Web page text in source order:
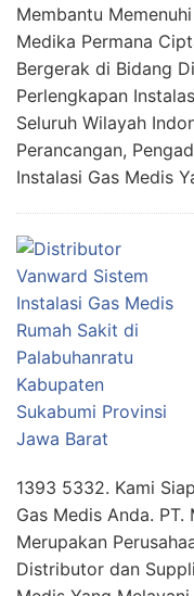
Membantu
Medika Permana
Bergerak di Bidang
Perlengkapan
Seluruh Wilayah
Perancangan,
Instalasi Gas Medis
1393 5332. Kami
Gas Medis Anda.
Merupakan
Distributor dan